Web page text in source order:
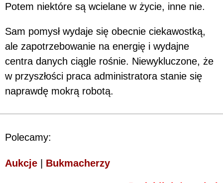
Potem niektóre są wcielane w życie, inne nie.
Sam pomysł wydaje się obecnie ciekawostką,
ale zapotrzebowanie na energię i wydajne
centra danych ciągle rośnie. Niewykluczone, że
w przyszłości praca administratora stanie się
naprawdę mokrą robotą.
Polecamy:
Aukcje Bukmacherzy